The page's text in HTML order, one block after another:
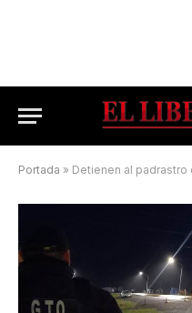
Portada » Detienen al padrastro de